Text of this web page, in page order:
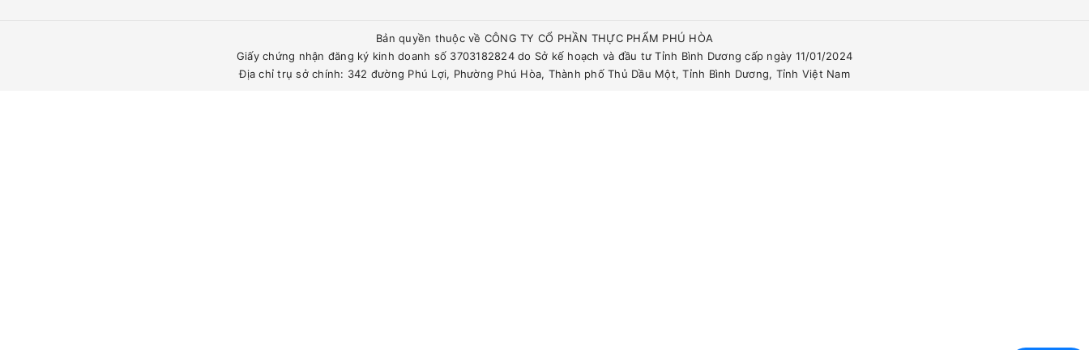
Bản quyền thuộc về CÔNG TY CỔ PHẦN THỰC PHẨM PHÚ HÒA
Giấy chứng nhận đăng ký kinh doanh số 3703182824 do Sở kế hoạch và đầu tư Tỉnh Bình Dương cấp ngày 11/01/2024
Địa chỉ trụ sở chính: 342 đường Phú Lợi, Phường Phú Hòa, Thành phố Thủ Dầu Một, Tỉnh Bình Dương, Tỉnh Việt Nam